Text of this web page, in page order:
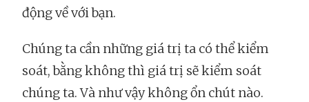
động về với bạn.
Chúng ta cần những giá trị ta có thể kiểm
soát, bằng không thì giá trị sẽ kiểm soát
chúng ta. Và như vậy không ổn chút nào.